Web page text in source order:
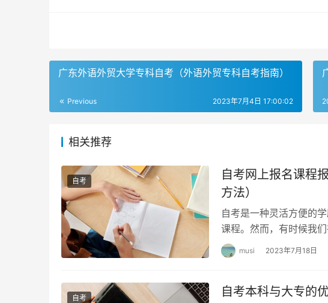
考生需要在规定的时间内缴纳报名费用。广东自考的报名费用
4. 提交材料
报名过程中，考生需要准备身份证、一寸同底免冠照片若干张
三、广东自考报名注意事项
1. 报名时间
广东自考的报名时间通常在每年的3月和9月，考生需要留意
2. 缴费要求
广东外语外贸大学专科自考（外语外贸专科自考指南）
Previous 2023年7月4日 17:00:02
相关推荐
自考
自考网上报名课程
方法）
自考是一种灵活方便的
课程。然而，有时候我
改已选课程。本文将介
musi 2023年7月18日
自考 自考本科与大专的